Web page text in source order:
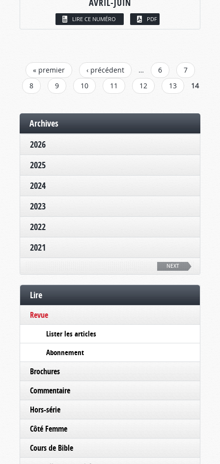
AVRIL-JUIN
LIRE CE NUMÉRO PDF
PAGES
« premier ‹ précédent … 6
7
8
9 10 11 12 13 14
Archives
2026
2025
2024
2023
2022
2021
NEXT
Lire
Revue
Lister les articles
Abonnement
Brochures
Commentaire
Hors-série
Côté Femme
Cours de Bible